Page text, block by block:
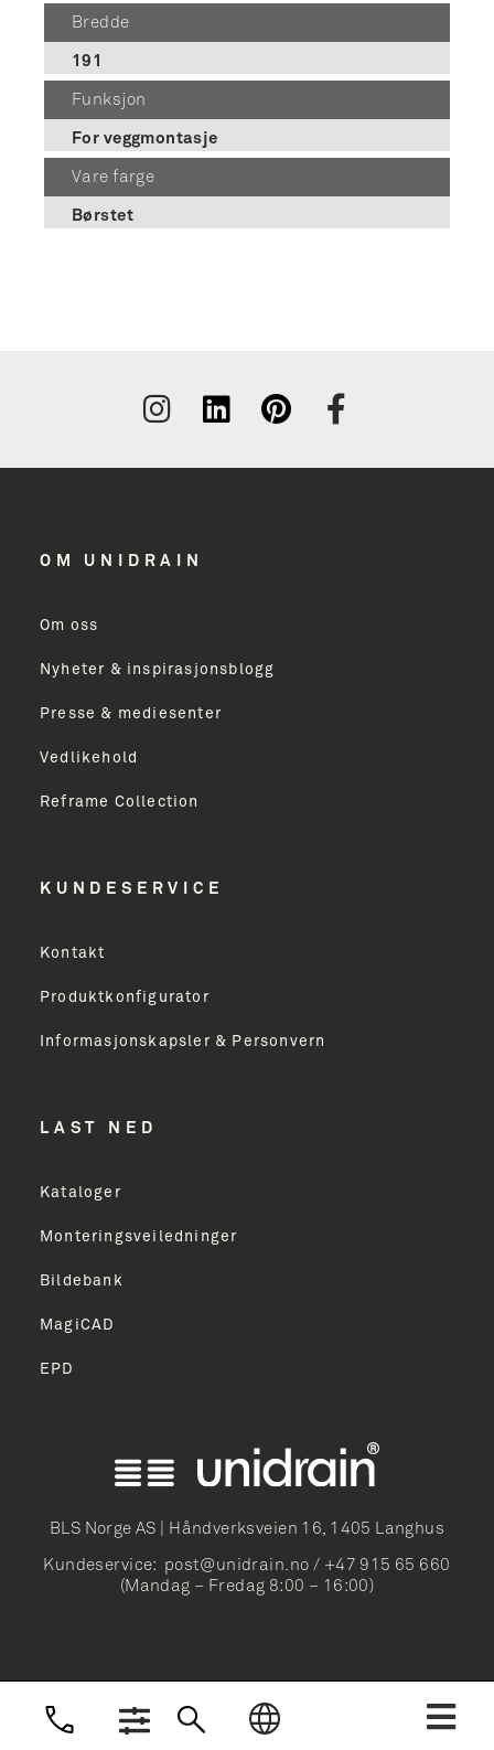
Norsk Bokmål
English
Bredde
191
Funksjon
For veggmontasje
Vare farge
Børstet
OM UNIDRAIN
Om oss
Nyheter & inspirasjonsblogg
Presse & mediesenter
Vedlikehold
Reframe Collection
KUNDESERVICE
Kontakt
Produktkonfigurator
Informasjonskapsler & Personvern
LAST NED
Kataloger
Monteringsveiledninger
Bildebank
MagiCAD
EPD
BLS Norge AS | Håndverksveien 16, 1405 Langhus
Kundeservice: post@unidrain.no / +47 915 65 660
(Mandag – Fredag 8:00 – 16:00)